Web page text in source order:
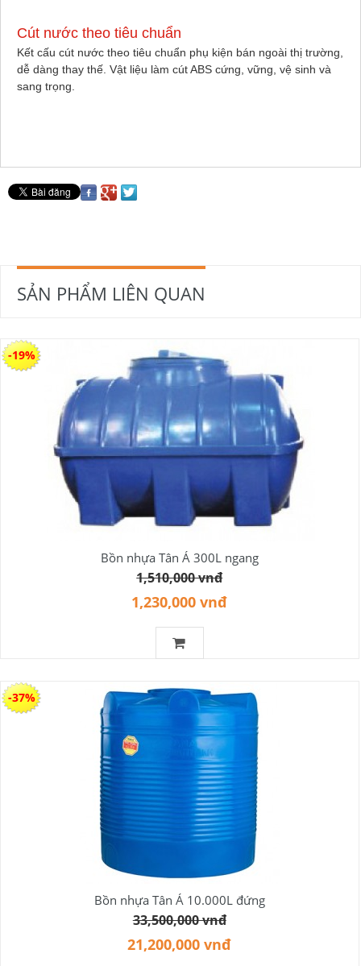
Cút nước theo tiêu chuẩn
Kết cấu cút nước theo tiêu chuẩn phụ kiện bán ngoài thị trường,
dễ dàng thay thế. Vật liệu làm cút ABS cứng, vững, vệ sinh và
sang trọng.
SẢN PHẨM LIÊN QUAN
Bồn nhựa Tân Á 300L ngang
1,510,000 vnđ
1,230,000 vnđ
-19%
Bồn nhựa Tân Á 10.000L đứng
33,500,000 vnđ
21,200,000 vnđ
-37%